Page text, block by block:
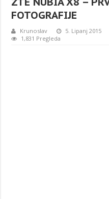
FOTOGRAFIJE
Krunoslav 5. Lipanj 2015
1,831 Pregleda